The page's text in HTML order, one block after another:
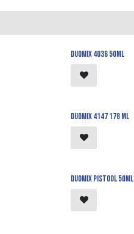
Duomix 4036 50ml
Duomix 4147 178 ml
Duomix pistool 50ml